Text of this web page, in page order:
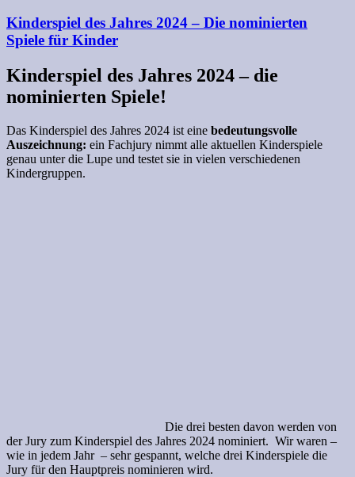
Kinderspiel des Jahres 2024 – Die nominierten
Spiele für Kinder
Kinderspiel des Jahres 2024 – die
nominierten Spiele!
Das Kinderspiel des Jahres 2024 ist eine bedeutungsvolle
Auszeichnung: ein Fachjury nimmt alle aktuellen Kinderspiele
genau unter die Lupe und testet sie in vielen verschiedenen
Kindergruppen.
Die drei besten davon werden von
der Jury zum Kinderspiel des Jahres 2024 nominiert. Wir waren –
wie in jedem Jahr – sehr gespannt, welche drei Kinderspiele die
Jury für den Hauptpreis nominieren wird.